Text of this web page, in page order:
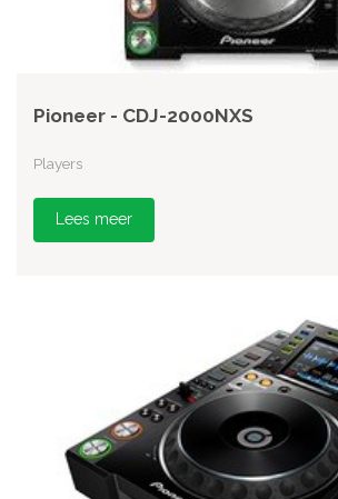
Pioneer - CDJ-2000NXS
Players
Lees meer